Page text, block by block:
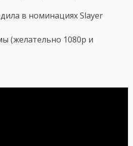
в номинациях Slayer
(желательно 1080p и